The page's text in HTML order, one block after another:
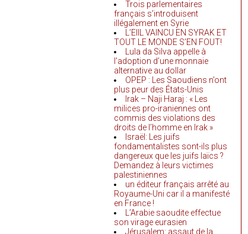
Trois parlementaires
français s’introduisent
illégalement en Syrie
L’EIIL VAINCU EN SYRAK ET
TOUT LE MONDE S’EN FOUT!
Lula da Silva appelle à
l’adoption d’une monnaie
alternative au dollar
OPEP : Les Saoudiens n’ont
plus peur des États-Unis
Irak – Naji Haraj : « Les
milices pro-iraniennes ont
commis des violations des
droits de l’homme en Irak »
Israël: Les juifs
fondamentalistes sont-ils plus
dangereux que les juifs laïcs ?
Demandez à leurs victimes
palestiniennes
un éditeur français arrêté au
Royaume-Uni car il a manifesté
en France !
L’Arabie saoudite effectue
son virage eurasien
Jérusalem: assaut de la